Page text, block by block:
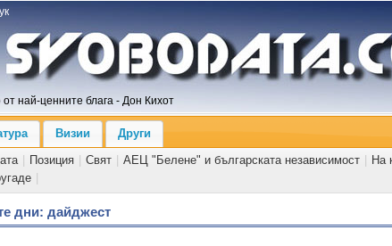
най-ценните блага - Дон Кихот
Визии
Други
Позиция Свят АЕЦ "Белене" и българската независимост На
дни: дайджест